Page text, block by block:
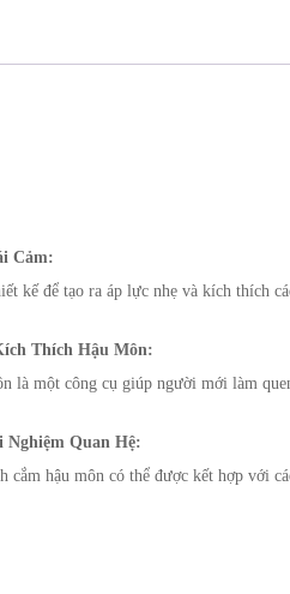
Cảm:
kế để tạo ra áp lực nhẹ và kích thích
Thích Hậu Môn:
là một công cụ giúp người mới làm
Nghiệm Quan Hệ:
cắm hậu môn có thể được kết hợp với